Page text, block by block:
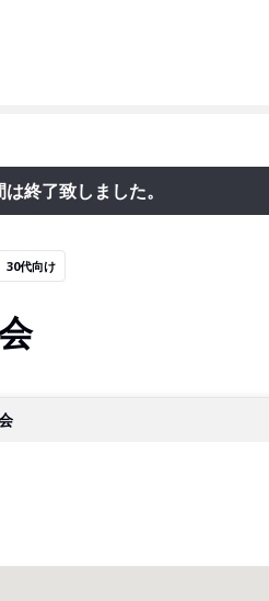
終了致しました。
30代向け